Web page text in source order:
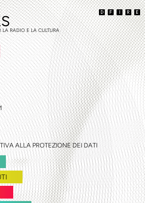
RADIO E LA CULTURA
ALLA PROTEZIONE DEI DATI